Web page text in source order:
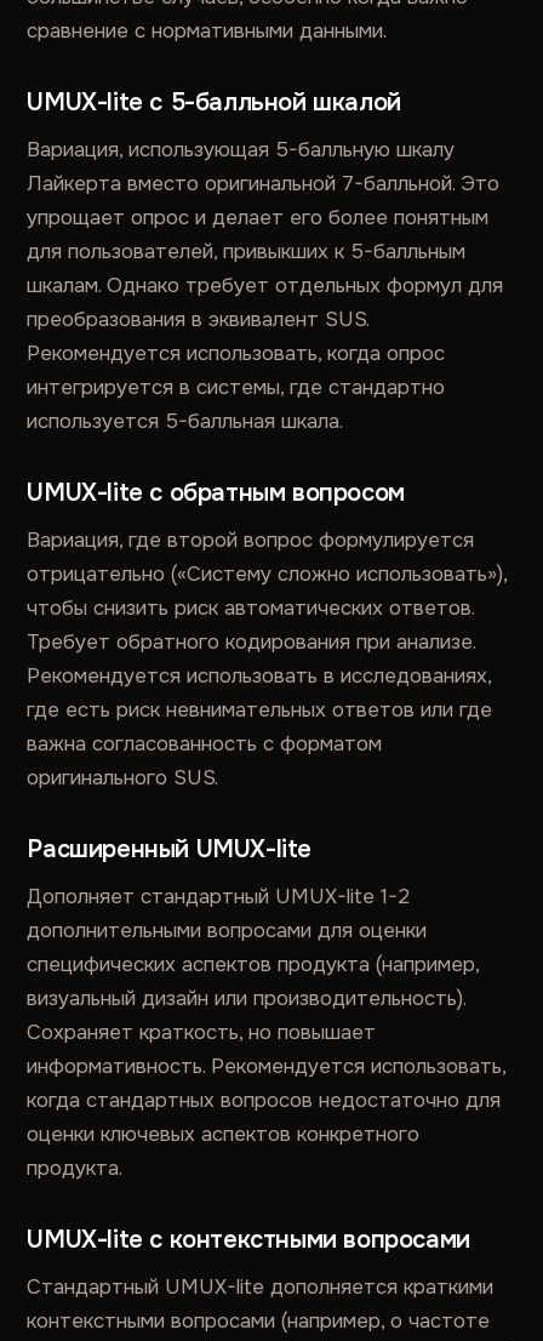
сравнение с нормативными данными.
UMUX-lite с 5-балльной шкалой
Вариация, использующая 5-балльную шкалу
Лайкерта вместо оригинальной 7-балльной. Это
упрощает опрос и делает его более понятным
для пользователей, привыкших к 5-балльным
шкалам. Однако требует отдельных формул для
преобразования в эквивалент SUS.
Рекомендуется использовать, когда опрос
интегрируется в системы, где стандартно
используется 5-балльная шкала.
UMUX-lite с обратным вопросом
Вариация, где второй вопрос формулируется
отрицательно («Систему сложно использовать»),
чтобы снизить риск автоматических ответов.
Требует обратного кодирования при анализе.
Рекомендуется использовать в исследованиях,
где есть риск невнимательных ответов или где
важна согласованность с форматом
оригинального SUS.
Расширенный UMUX-lite
Дополняет стандартный UMUX-lite 1-2
дополнительными вопросами для оценки
специфических аспектов продукта (например,
визуальный дизайн или производительность).
Сохраняет краткость, но повышает
информативность. Рекомендуется использовать,
когда стандартных вопросов недостаточно для
оценки ключевых аспектов конкретного
продукта.
UMUX-lite с контекстными вопросами
Стандартный UMUX-lite дополняется краткими
контекстными вопросами (например, о частоте